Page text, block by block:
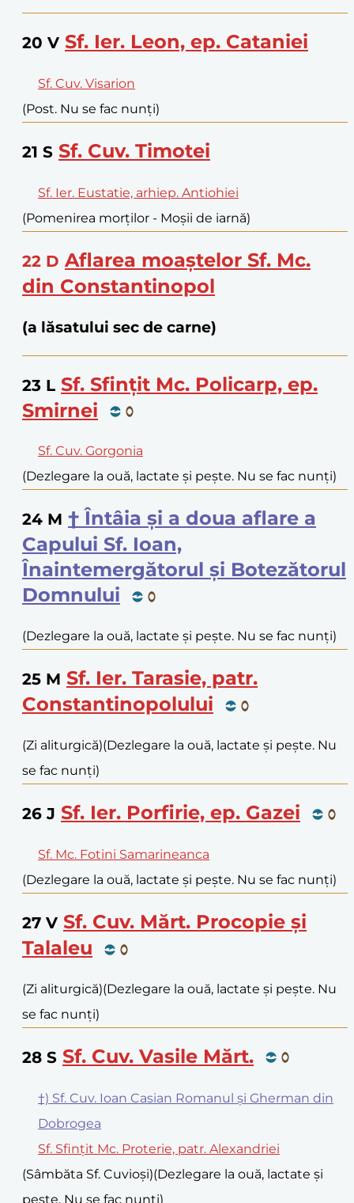
20 V Sf. Ier. Leon, ep. Cataniei
Sf. Cuv. Visarion
(Post. Nu se fac nunți)
21 S Sf. Cuv. Timotei
Sf. Ier. Eustatie, arhiep. Antiohiei
(Pomenirea morților - Moșii de iarnă)
22 D Aflarea moaștelor Sf. Mc.
din Constantinopol
(a lăsatului sec de carne)
23 L Sf. Sfințit Mc. Policarp, ep.
Smirnei
Sf. Cuv. Gorgonia
(Dezlegare la ouă, lactate și pește. Nu se fac nunți)
24 M † Întâia și a doua aflare a
Capului Sf. Ioan,
Înaintemergătorul și Botezătorul
Domnului
(Dezlegare la ouă, lactate și pește. Nu se fac nunți)
25 M Sf. Ier. Tarasie, patr.
Constantinopolului
(Zi aliturgică)(Dezlegare la ouă, lactate și pește. Nu
se fac nunți)
26 J Sf. Ier. Porfirie, ep. Gazei
Sf. Mc. Fotini Samarineanca
(Dezlegare la ouă, lactate și pește. Nu se fac nunți)
27 V Sf. Cuv. Mărt. Procopie și
Talaleu
(Zi aliturgică)(Dezlegare la ouă, lactate și pește. Nu
se fac nunți)
28 S Sf. Cuv. Vasile Mărt.
†) Sf. Cuv. Ioan Casian Romanul și Gherman din
Dobrogea
Sf. Sfințit Mc. Proterie, patr. Alexandriei
(Sâmbăta Sf. Cuvioși)(Dezlegare la ouă, lactate și
pește. Nu se fac nunți)